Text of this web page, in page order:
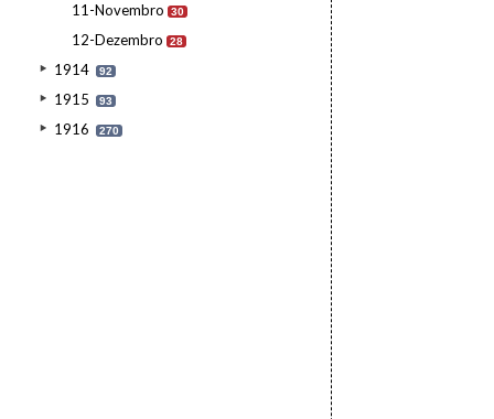
11-Novembro 30
12-Dezembro 28
1914 92
1915 93
1916 270